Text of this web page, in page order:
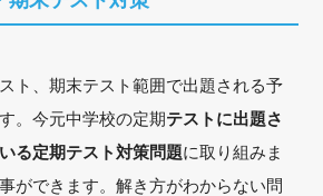
ト、期末テスト範囲で出題される予
。今元中学校の定期テストに出題さ
る定期テスト対策問題に取り組みま
ができます。解き方がわからない問